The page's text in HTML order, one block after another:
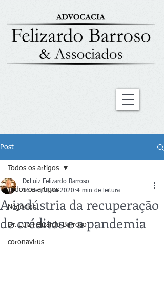
Post
Todos os artigos
Negócios
Dr. Luiz Felizardo Barroso
coronavírus
Todos os artigos
A indústria da recuperação
de créditos e a pandemia
Dr.Luiz Felizardo Barroso
16 de jul. de 2020 4 min de leitura